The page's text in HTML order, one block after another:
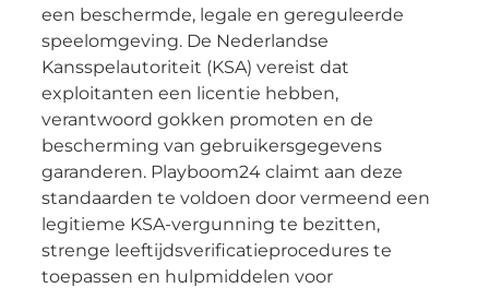
een beschermde, legale en gereguleerde
speelomgeving. De Nederlandse
Kansspelautoriteit (KSA) vereist dat
exploitanten een licentie hebben,
verantwoord gokken promoten en de
bescherming van gebruikersgegevens
garanderen. Playboom24 claimt aan deze
standaarden te voldoen door vermeend een
legitieme KSA-vergunning te bezitten,
strenge leeftijdsverificatieprocedures te
toepassen en hulpmiddelen voor